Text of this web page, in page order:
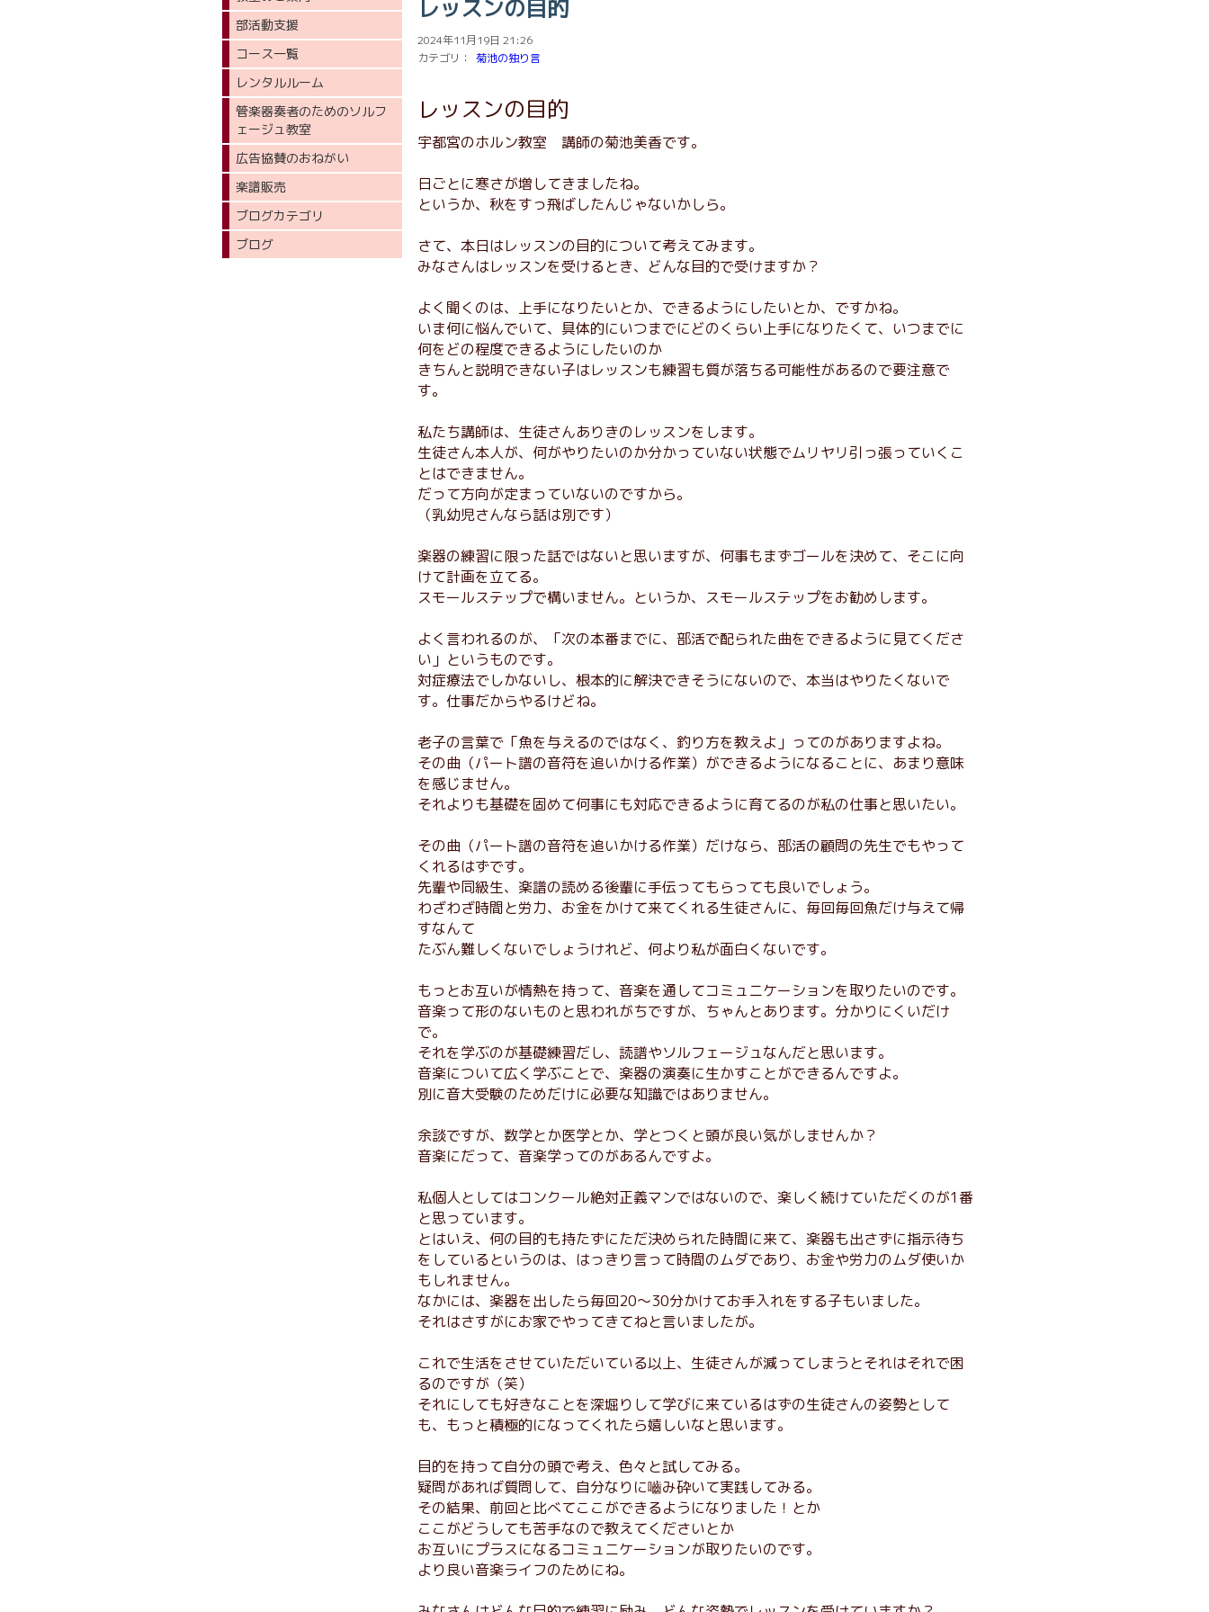
レッスンの目的
2024年11月19日 21:26
カテゴリ：
菊池の独り言
レッスンの目的
宇都宮のホルン教室 講師の菊池美香です。
日ごとに寒さが増してきましたね。
というか、秋をすっ飛ばしたんじゃないかしら。
さて、本日はレッスンの目的について考えてみます。
みなさんはレッスンを受けるとき、どんな目的で受けますか？
よく聞くのは、上手になりたいとか、できるようにしたいとか、ですかね。
いま何に悩んでいて、具体的にいつまでにどのくらい上手になりたくて、いつまでに
何をどの程度できるようにしたいのか
きちんと説明できない子はレッスンも練習も質が落ちる可能性があるので要注意で
す。
私たち講師は、生徒さんありきのレッスンをします。
生徒さん本人が、何がやりたいのか分かっていない状態でムリヤリ引っ張っていくこ
とはできません。
だって方向が定まっていないのですから。
（乳幼児さんなら話は別です）
楽器の練習に限った話ではないと思いますが、何事もまずゴールを決めて、そこに向
けて計画を立てる。
スモールステップで構いません。というか、スモールステップをお勧めします。
よく言われるのが、「次の本番までに、部活で配られた曲をできるように見てくださ
い」というものです。
対症療法でしかないし、根本的に解決できそうにないので、本当はやりたくないで
す。仕事だからやるけどね。
老子の言葉で「魚を与えるのではなく、釣り方を教えよ」ってのがありますよね。
その曲（パート譜の音符を追いかける作業）ができるようになることに、あまり意味
を感じません。
それよりも基礎を固めて何事にも対応できるように育てるのが私の仕事と思いたい。
その曲（パート譜の音符を追いかける作業）だけなら、部活の顧問の先生でもやって
くれるはずです。
先輩や同級生、楽譜の読める後輩に手伝ってもらっても良いでしょう。
わざわざ時間と労力、お金をかけて来てくれる生徒さんに、毎回毎回魚だけ与えて帰
すなんて
たぶん難しくないでしょうけれど、何より私が面白くないです。
もっとお互いが情熱を持って、音楽を通してコミュニケーションを取りたいのです。
音楽って形のないものと思われがちですが、ちゃんとあります。分かりにくいだけ
で。
それを学ぶのが基礎練習だし、読譜やソルフェージュなんだと思います。
音楽について広く学ぶことで、楽器の演奏に生かすことができるんですよ。
別に音大受験のためだけに必要な知識ではありません。
余談ですが、数学とか医学とか、学とつくと頭が良い気がしませんか？
音楽にだって、音楽学ってのがあるんですよ。
私個人としてはコンクール絶対正義マンではないので、楽しく続けていただくのが1番
と思っています。
とはいえ、何の目的も持たずにただ決められた時間に来て、楽器も出さずに指示待ち
をしているというのは、はっきり言って時間のムダであり、お金や労力のムダ使いか
もしれません。
なかには、楽器を出したら毎回20～30分かけてお手入れをする子もいました。
それはさすがにお家でやってきてねと言いましたが。
これで生活をさせていただいている以上、生徒さんが減ってしまうとそれはそれで困
るのですが（笑）
それにしても好きなことを深堀りして学びに来ているはずの生徒さんの姿勢として
も、もっと積極的になってくれたら嬉しいなと思います。
目的を持って自分の頭で考え、色々と試してみる。
疑問があれば質問して、自分なりに嚙み砕いて実践してみる。
その結果、前回と比べてここができるようになりました！とか
ここがどうしても苦手なので教えてくださいとか
お互いにプラスになるコミュニケーションが取りたいのです。
より良い音楽ライフのためにね。
部活動支援
コース一覧
レンタルルーム
管楽器奏者のためのソルフ
ェージュ教室
広告協賛のおねがい
楽譜販売
ブログカテゴリ
ブログ